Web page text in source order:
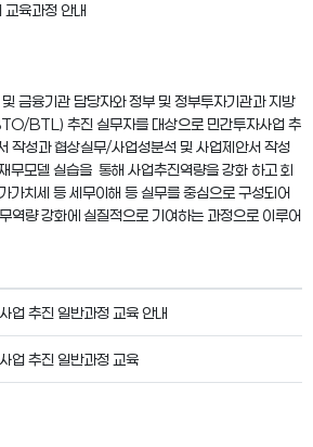
육과정 안내
금융기관 담당자와 정부 및 정부투자기관과 지방
BTL) 추진 실무자를 대상으로 민간투자사업 추
작성과 협상실무/사업성분석 및 사업제안서 작성
무모델 실습을 통해 사업추진역량을 강화 하고 회
가치세 등 세무이해 등 실무를 중심으로 구성되어
역량 강화에 실질적으로 기여하는 과정으로 이루어
업 추진 일반과정 교육 안내
업 추진 일반과정 교육